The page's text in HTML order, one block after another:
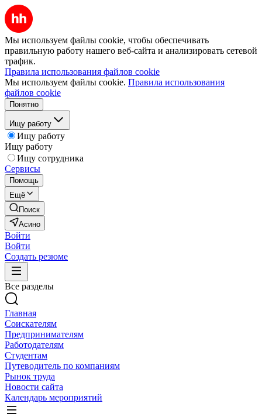
Мы используем файлы cookie, чтобы обеспечивать
правильную работу нашего веб-сайта и анализировать сетевой
трафик.
Правила использования файлов cookie
Мы используем файлы cookie. Правила использования
файлов cookie
Понятно
Ищу работу
Ищу работу
Ищу работу
Ищу сотрудника
Сервисы
Помощь
Ещё
Поиск
Асино
Войти
Войти
Создать резюме
Все разделы
Главная
Соискателям
Предпринимателям
Работодателям
Студентам
Путеводитель по компаниям
Рынок труда
Новости сайта
Календарь мероприятий